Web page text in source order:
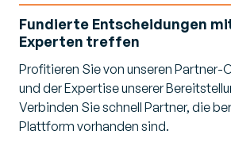
Fundierte Entscheidungen
Experten treffen
Profitieren Sie von unseren Partner-
und der Expertise unserer
Verbinden Sie schnell Partner, die
Plattform vorhanden sind.